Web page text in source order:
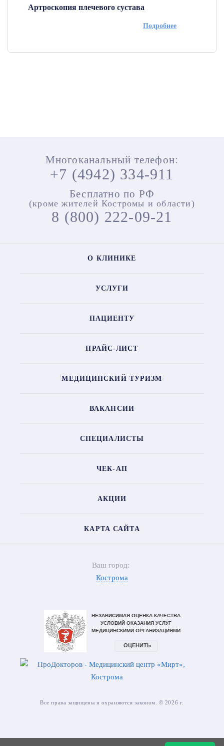
Артроскопия плечевого сустава
Подробнее
Многоканальный телефон:
+7 (4942) 334-911
Бесплатно по РФ
(кроме жителей Костромы и области)
8 (800) 222-09-21
О КЛИНИКЕ
УСЛУГИ
ПАЦИЕНТУ
ПРАЙС-ЛИСТ
МЕДИЦИНСКИЙ ТУРИЗМ
ВАКАНСИИ
СПЕЦИАЛИСТЫ
ЧЕК-АП
АКЦИИ
КАРТА САЙТА
Ваш город:
Кострома
Все права защищены и охраняются законом. © 2026 г.